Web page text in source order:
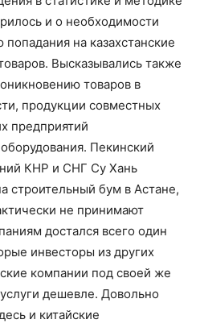
и о необходимости
на казахстанские
Высказывались также
товаров в
продукции совместных
предприятий
Пекинский
КНР и СНГ Су Хань
строительный бум в Астане,
не принимают
достался всего один
инвесторы из других
компании под своей же
дешевле. Довольно
и китайские